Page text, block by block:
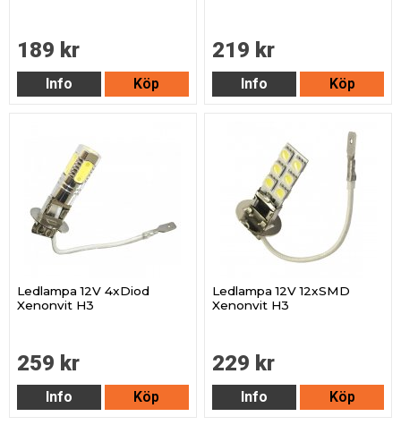
189 kr
Info Köp
219 kr
Info Köp
Ledlampa 12V 4xDiod
Xenonvit H3
259 kr
Info Köp
Ledlampa 12V 12xSMD
Xenonvit H3
229 kr
Info Köp